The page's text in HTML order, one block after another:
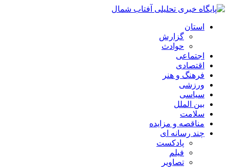
استان
گزارش
حوادث
اجتماعی
اقتصادی
فرهنگ و هنر
ورزشی
سیاسی
بین الملل
سلامت
مناقصه و مزایده
چند رسانه ای
پادکست
فیلم
تصاویر